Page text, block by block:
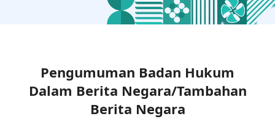
Pengumuman Badan Hukum
Dalam Berita Negara/Tambahan
Berita Negara